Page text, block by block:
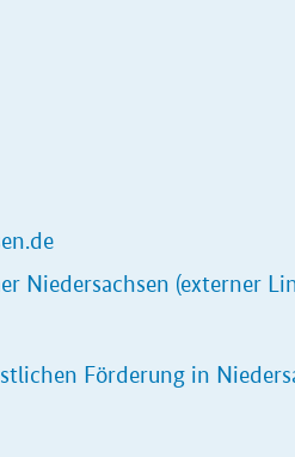
Niedersachsen (externer
Förderung in